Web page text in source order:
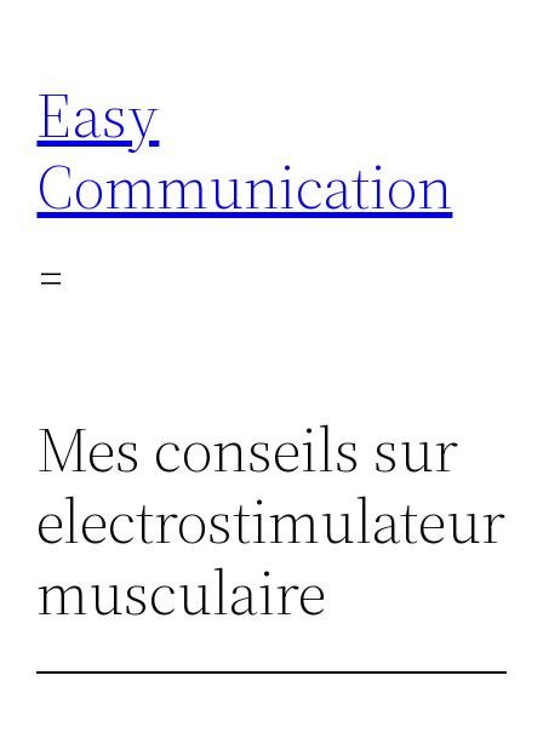
contenu
Easy
Communication
Mes conseils sur
electrostimulateur
musculaire